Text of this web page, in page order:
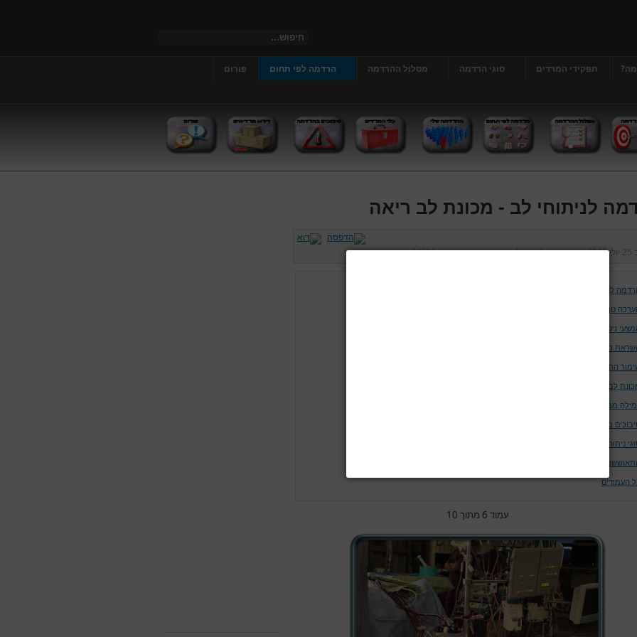
תפקידי המרדים סוגי הרדמה מסלול ההרדמה הרדמה לפי תחום
פורום
לניתוחי לב - מכונת לב ריאה
25 יולי 2013 נכתב על ידידר' גרג'י יונתן כניסות:24516
לניתוחי לב
טרום ניתוחית
ניטור בניתוח
ההרדמה
ההרדמה
לב ריאה
ממכונת לב ריאה
בניתוחי לב
ניתוחים
העמודים
עמוד 6 מתוך 10